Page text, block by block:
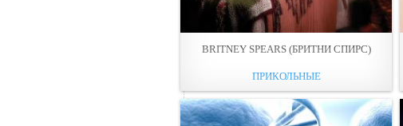
BRITNEY SPEARS (БРИТНИ СПИРС)
ПРИКОЛЬНЫЕ